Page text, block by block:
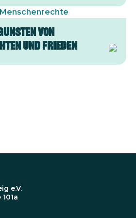
von
und Frieden
e.V.